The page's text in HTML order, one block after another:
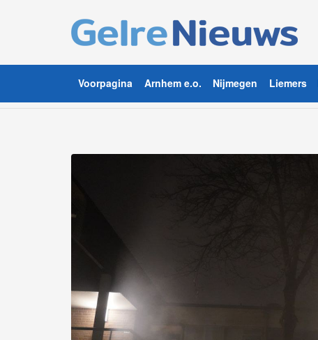
Voorpagina Arnhem e.o. Nijmegen Liemers